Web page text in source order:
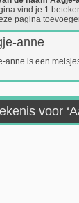
vind je 1
pagina
anne
anne is een
voor